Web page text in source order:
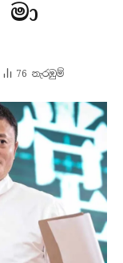
76 නැරඹු​ම්